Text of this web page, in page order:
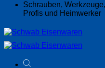
Schrauben,
Profis und Heimwerker